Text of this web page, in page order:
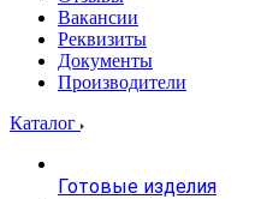
Вакансии
Реквизиты
Документы
Производители
Каталог
Готовые изделия